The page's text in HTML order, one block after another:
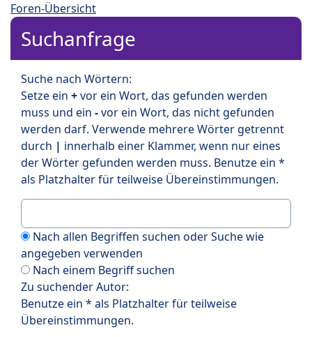
Foren-Übersicht
Suchanfrage
Suche nach Wörtern:
Setze ein +vor ein Wort, das gefunden werden
muss und ein -vor ein Wort, das nicht gefunden
werden darf. Verwende mehrere Wörter getrennt
durch | innerhalb einer Klammer, wenn nur eines
der Wörter gefunden werden muss. Benutze ein *
als Platzhalter für teilweise Übereinstimmungen.
Nach allen Begriffen suchen oder Suche wie
angegeben verwenden
Nach einem Begriff suchen
Zu suchender Autor:
Benutze ein * als Platzhalter für teilweise
Übereinstimmungen.